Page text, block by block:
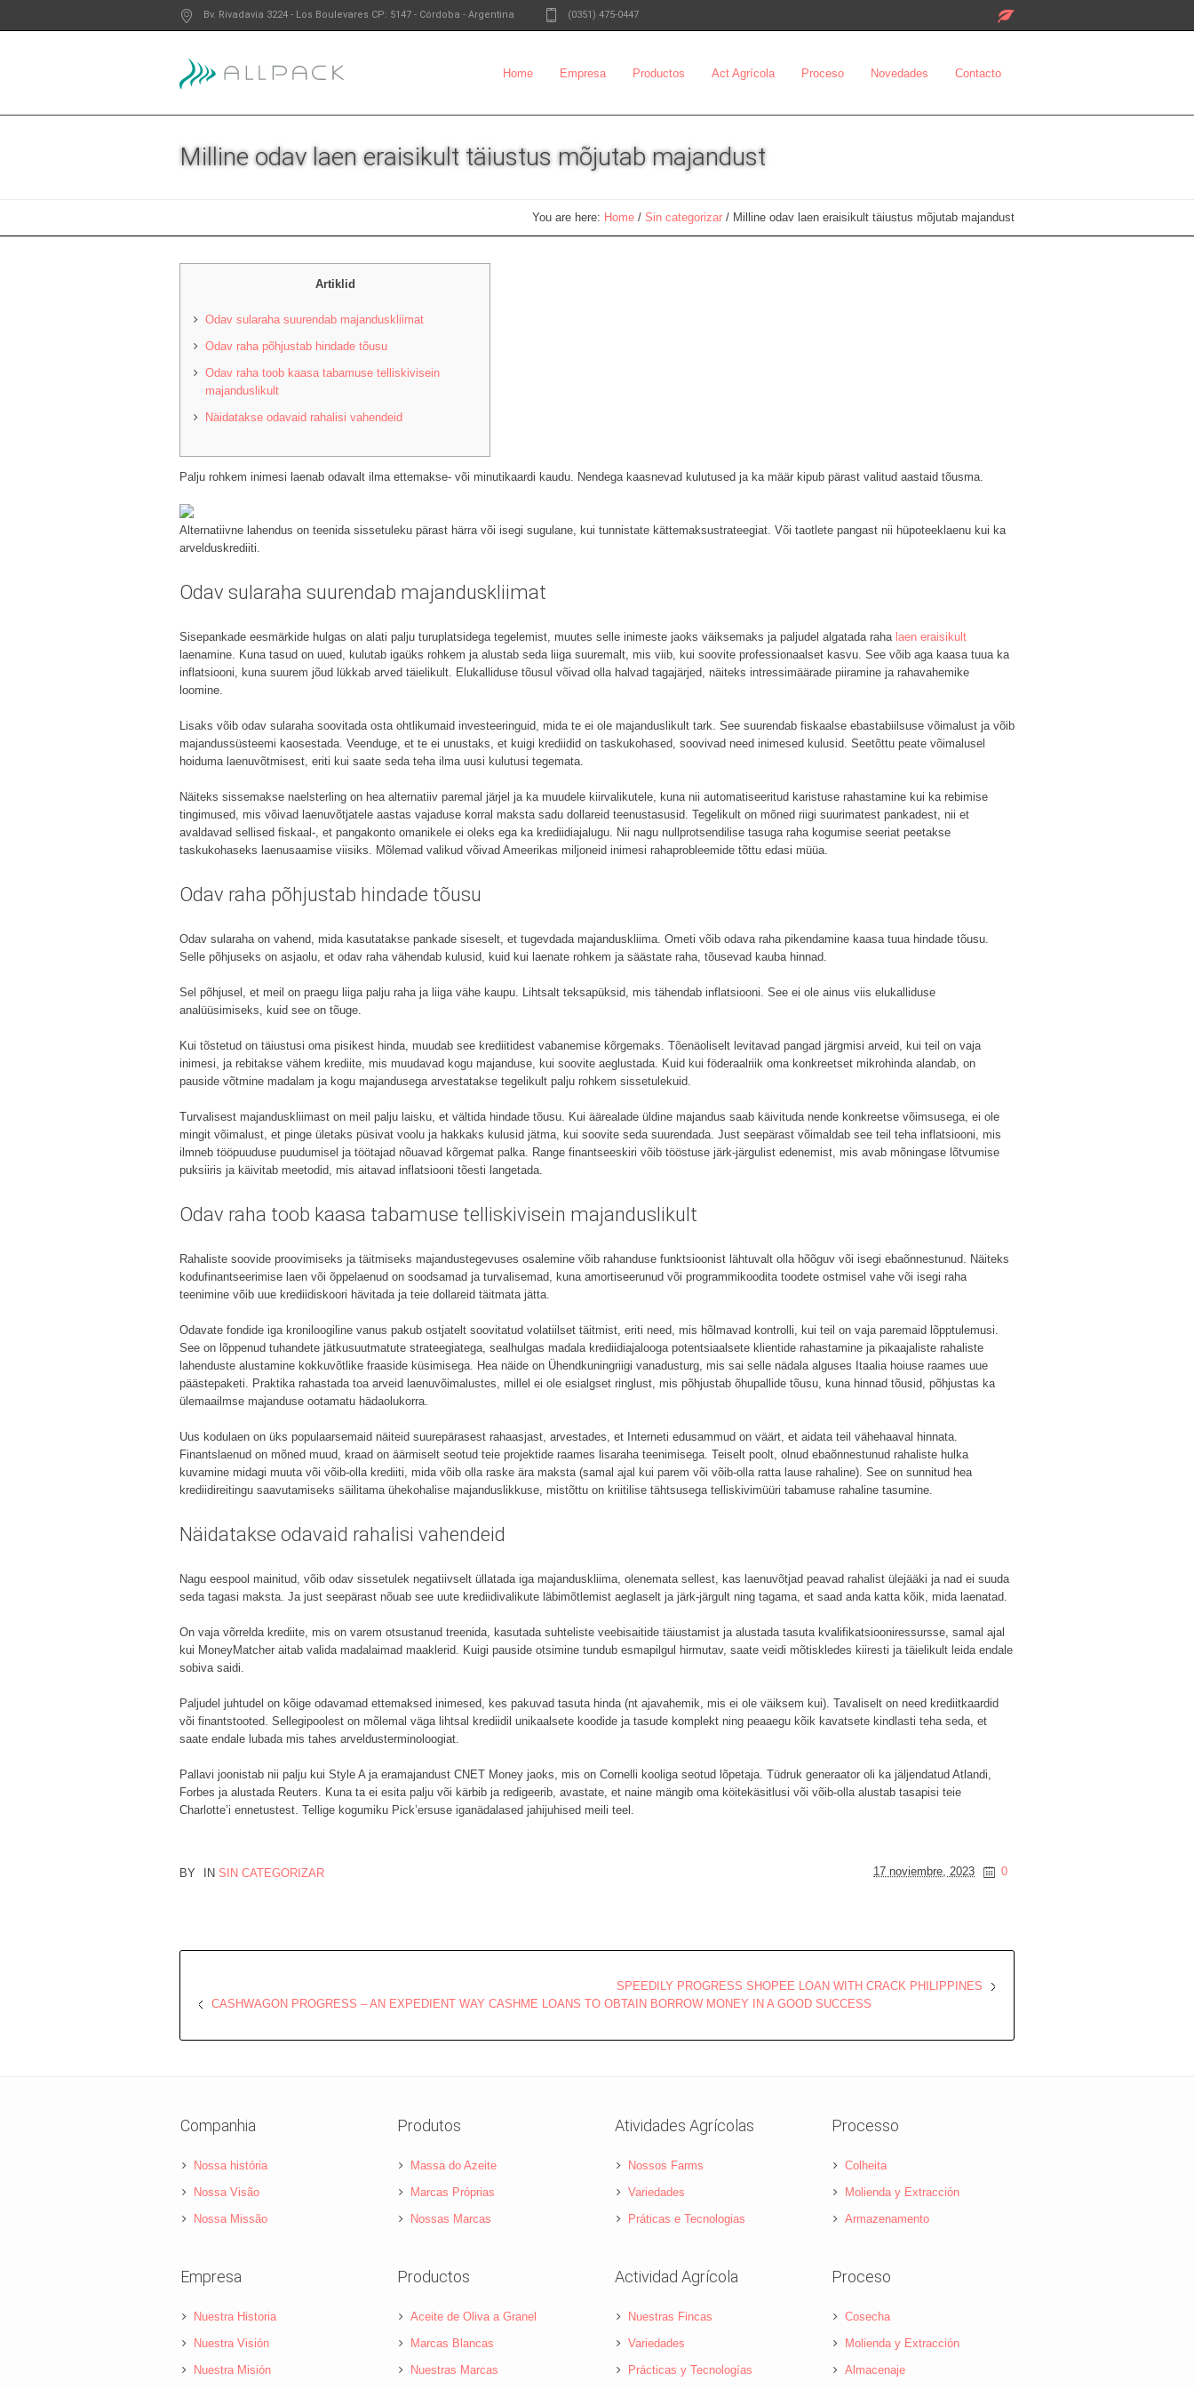
Bv. Rivadavia 3224 - Los Boulevares CP: 5147 - Córdoba - Argentina (0351) 475-0447
Home Empresa Productos Act Agrícola Proceso Novedades Contacto
Milline odav laen eraisikult täiustus mõjutab majandust
You are here: Home / Sin categorizar / Milline odav laen eraisikult täiustus mõjutab majandust
Artiklid
Odav sularaha suurendab majanduskliimat
Odav raha põhjustab hindade tõusu
Odav raha toob kaasa tabamuse telliskivisein
majanduslikult
Näidatakse odavaid rahalisi vahendeid
Palju rohkem inimesi laenab odavalt ilma ettemakse- või minutikaardi kaudu. Nendega kaasnevad kulutused ja ka määr kipub pärast valitud aastaid tõusma.
Alternatiivne lahendus on teenida sissetuleku pärast härra või isegi sugulane, kui tunnistate kättemaksustrateegiat. Või taotlete pangast nii hüpoteeklaenu kui ka
arvelduskrediiti.
Odav sularaha suurendab majanduskliimat
Sisepankade eesmärkide hulgas on alati palju turuplatsidega tegelemist, muutes selle inimeste jaoks väiksemaks ja paljudel algatada raha laen eraisikult
laenamine. Kuna tasud on uued, kulutab igaüks rohkem ja alustab seda liiga suuremalt, mis viib, kui soovite professionaalset kasvu. See võib aga kaasa tuua ka
inflatsiooni, kuna suurem jõud lükkab arved täielikult. Elukalliduse tõusul võivad olla halvad tagajärjed, näiteks intressimäärade piiramine ja rahavahemike
loomine.
Lisaks võib odav sularaha soovitada osta ohtlikumaid investeeringuid, mida te ei ole majanduslikult tark. See suurendab fiskaalse ebastabiilsuse võimalust ja võib
majandussüsteemi kaosestada. Veenduge, et te ei unustaks, et kuigi krediidid on taskukohased, soovivad need inimesed kulusid. Seetõttu peate võimalusel
hoiduma laenuvõtmisest, eriti kui saate seda teha ilma uusi kulutusi tegemata.
Näiteks sissemakse naelsterling on hea alternatiiv paremal järjel ja ka muudele kiirvalikutele, kuna nii automatiseeritud karistuse rahastamine kui ka rebimise
tingimused, mis võivad laenuvõtjatele aastas vajaduse korral maksta sadu dollareid teenustasusid. Tegelikult on mõned riigi suurimatest pankadest, nii et
avaldavad sellised fiskaal-, et pangakonto omanikele ei oleks ega ka krediidiajalugu. Nii nagu nullprotsendilise tasuga raha kogumise seeriat peetakse
taskukohaseks laenusaamise viisiks. Mõlemad valikud võivad Ameerikas miljoneid inimesi rahaprobleemide tõttu edasi müüa.
Odav raha põhjustab hindade tõusu
Odav sularaha on vahend, mida kasutatakse pankade siseselt, et tugevdada majanduskliima. Ometi võib odava raha pikendamine kaasa tuua hindade tõusu.
Selle põhjuseks on asjaolu, et odav raha vähendab kulusid, kuid kui laenate rohkem ja säästate raha, tõusevad kauba hinnad.
Sel põhjusel, et meil on praegu liiga palju raha ja liiga vähe kaupu. Lihtsalt teksapüksid, mis tähendab inflatsiooni. See ei ole ainus viis elukalliduse
analüüsimiseks, kuid see on tõuge.
Kui tõstetud on täiustusi oma pisikest hinda, muudab see krediitidest vabanemise kõrgemaks. Tõenäoliselt levitavad pangad järgmisi arveid, kui teil on vaja
inimesi, ja rebitakse vähem krediite, mis muudavad kogu majanduse, kui soovite aeglustada. Kuid kui föderaalriik oma konkreetset mikrohinda alandab, on
pauside võtmine madalam ja kogu majandusega arvestatakse tegelikult palju rohkem sissetulekuid.
Turvalisest majanduskliimast on meil palju laisku, et vältida hindade tõusu. Kui äärealade üldine majandus saab käivituda nende konkreetse võimsusega, ei ole
mingit võimalust, et pinge ületaks püsivat voolu ja hakkaks kulusid jätma, kui soovite seda suurendada. Just seepärast võimaldab see teil teha inflatsiooni, mis
ilmneb tööpuuduse puudumisel ja töötajad nõuavad kõrgemat palka. Range finantseeskiri võib tööstuse järk-järgulist edenemist, mis avab mõningase lõtvumise
puksiiris ja käivitab meetodid, mis aitavad inflatsiooni tõesti langetada.
Odav raha toob kaasa tabamuse telliskivisein majanduslikult
Rahaliste soovide proovimiseks ja täitmiseks majandustegevuses osalemine võib rahanduse funktsioonist lähtuvalt olla hõõguv või isegi ebaõnnestunud. Näiteks
kodufinantseerimise laen või õppelaenud on soodsamad ja turvalisemad, kuna amortiseerunud või programmikoodita toodete ostmisel vahe või isegi raha
teenimine võib uue krediidiskoori hävitada ja teie dollareid täitmata jätta.
Odavate fondide iga kroniloogiline vanus pakub ostjatelt soovitatud volatiilset täitmist, eriti need, mis hõlmavad kontrolli, kui teil on vaja paremaid lõpptulemusi.
See on lõppenud tuhandete jätkusuutmatute strateegiatega, sealhulgas madala krediidiajalooga potentsiaalsete klientide rahastamine ja pikaajaliste rahaliste
lahenduste alustamine kokkuvõtlike fraaside küsimisega. Hea näide on Ühendkuningriigi vanadusturg, mis sai selle nädala alguses Itaalia hoiuse raames uue
päästepaketi. Praktika rahastada toa arveid laenuvõimalustes, millel ei ole esialgset ringlust, mis põhjustab õhupallide tõusu, kuna hinnad tõusid, põhjustas ka
ülemaailmse majanduse ootamatu hädaolukorra.
Uus kodulaen on üks populaarsemaid näiteid suurepärasest rahaasjast, arvestades, et Interneti edusammud on väärt, et aidata teil vähehaaval hinnata.
Finantslaenud on mõned muud, kraad on äärmiselt seotud teie projektide raames lisaraha teenimisega. Teiselt poolt, olnud ebaõnnestunud rahaliste hulka
kuvamine midagi muuta või võib-olla krediiti, mida võib olla raske ära maksta (samal ajal kui parem või võib-olla ratta lause rahaline). See on sunnitud hea
krediidireitingu saavutamiseks säilitama ühekohalise majanduslikkuse, mistõttu on kriitilise tähtsusega telliskivimüüri tabamuse rahaline tasumine.
Näidatakse odavaid rahalisi vahendeid
Nagu eespool mainitud, võib odav sissetulek negatiivselt üllatada iga majanduskliima, olenemata sellest, kas laenuvõtjad peavad rahalist ülejääki ja nad ei suuda
seda tagasi maksta. Ja just seepärast nõuab see uute krediidivalikute läbimõtlemist aeglaselt ja järk-järgult ning tagama, et saad anda katta kõik, mida laenatad.
On vaja võrrelda krediite, mis on varem otsustanud treenida, kasutada suhteliste veebisaitide täiustamist ja alustada tasuta kvalifikatsiooniressursse, samal ajal
kui MoneyMatcher aitab valida madalaimad maaklerid. Kuigi pauside otsimine tundub esmapilgul hirmutav, saate veidi mõtiskledes kiiresti ja täielikult leida endale
sobiva saidi.
Paljudel juhtudel on kõige odavamad ettemaksed inimesed, kes pakuvad tasuta hinda (nt ajavahemik, mis ei ole väiksem kui). Tavaliselt on need krediitkaardid
või finantstooted. Sellegipoolest on mõlemal väga lihtsal krediidil unikaalsete koodide ja tasude komplekt ning peaaegu kõik kavatsete kindlasti teha seda, et
saate endale lubada mis tahes arveldusterminoloogiat.
Pallavi joonistab nii palju kui Style A ja eramajandust CNET Money jaoks, mis on Cornelli kooliga seotud lõpetaja. Tüdruk generaator oli ka jäljendatud Atlandi,
Forbes ja alustada Reuters. Kuna ta ei esita palju või kärbib ja redigeerib, avastate, et naine mängib oma köitekäsitlusi või võib-olla alustab tasapisi teie
Charlotte’i ennetustest. Tellige kogumiku Pick’ersuse iganädalased jahijuhised meili teel.
17 noviembre, 2023 0
BY IN SIN CATEGORIZAR
SPEEDILY PROGRESS SHOPEE LOAN WITH CRACK PHILIPPINES
CASHWAGON PROGRESS – AN EXPEDIENT WAY CASHME LOANS TO OBTAIN BORROW MONEY IN A GOOD SUCCESS
Companhia
Nossa história
Nossa Visão
Nossa Missão
Produtos
Massa do Azeite
Marcas Próprias
Nossas Marcas
Atividades Agrícolas
Nossos Farms
Variedades
Práticas e Tecnologias
Processo
Colheita
Molienda y Extracción
Armazenamento
Empresa
Nuestra Historia
Nuestra Visión
Nuestra Misión
Productos
Aceite de Oliva a Granel
Marcas Blancas
Nuestras Marcas
Actividad Agrícola
Nuestras Fincas
Variedades
Prácticas y Tecnologías
Proceso
Cosecha
Molienda y Extracción
Almacenaje